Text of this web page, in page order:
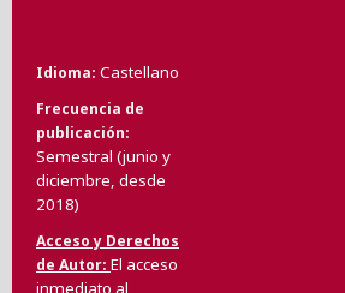
Idioma Castellano
Frecuencia de
publicación
Semestral (junio y
diciembre, desde
2018)
Acceso y Derechos
de Autor El acceso
inmediato al